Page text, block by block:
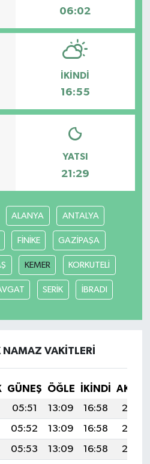
06:02
İKINDI
16:55
YATSI
21:29
ALANYA ANTALYA
FİNİKE GAZİPAŞA
KEMER KORKUTELİ
SERİK İBRADI
NAMAZ VAKITLERI
GÜNEŞ ÖĞLE İKINDI
05:51 13:09 16:58
20:18
05:52 13:09 16:58
20:17
05:53 13:09 16:58
20:16